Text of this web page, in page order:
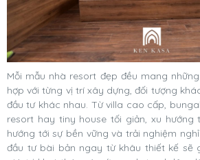
Mỗi mẫu nhà resort đẹp đều mang
hợp với từng vị trí xây dựng, đối tượng
đầu tư khác nhau. Từ villa cao cấp,
resort hay tiny house tối giản, xu hướng
hướng tới sự bền vững và trải nghiệm
đầu tư bài bản ngay từ khâu thiết kế sẽ